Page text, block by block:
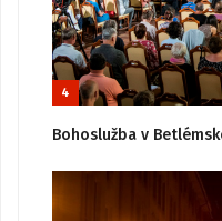
4
Bohoslužba v